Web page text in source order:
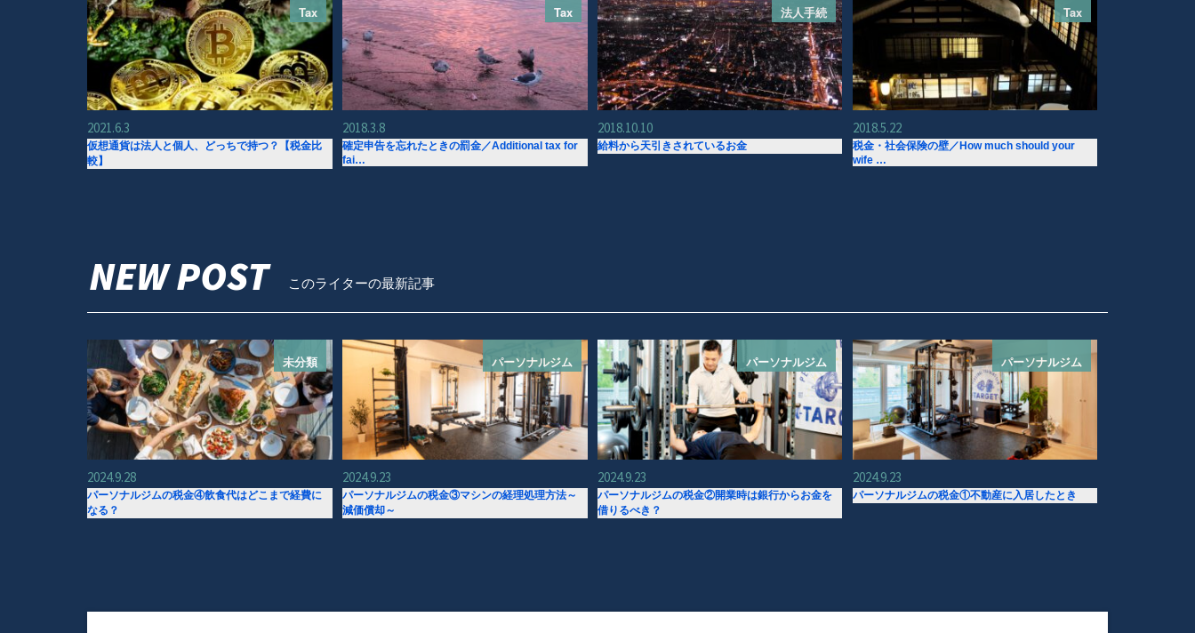
Tax
2021.6.3
仮想通貨は法人と個人、どっちで持つ？【税金比
較】
Tax
2018.3.8
確定申告を忘れたときの罰金／Additional tax for
fai…
法人手続
2018.10.10
給料から天引きされているお金
Tax
2018.5.22
税金・社会保険の壁／How much should your
wife …
NEW POST このライターの最新記事
未分類
2024.9.28
パーソナルジムの税金④飲食代はどこまで経費に
なる？
パーソナルジム
2024.9.23
パーソナルジムの税金③マシンの経理処理方法～
減価償却～
パーソナルジム
2024.9.23
パーソナルジムの税金②開業時は銀行からお金を
借りるべき？
パーソナルジム
2024.9.23
パーソナルジムの税金①不動産に入居したとき